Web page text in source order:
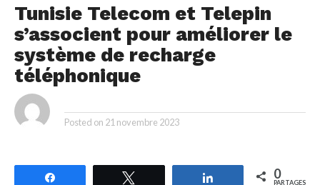
Tunisie Telecom et Telepin
s’associent pour améliorer le
système de recharge
téléphonique
Posted on 21 novembre 2023
Partagez 0
PARTAGES